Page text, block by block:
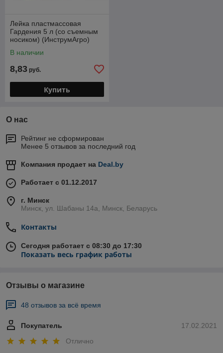
Лейка пластмассовая
Гардения 5 л (со съемным
носиком) (ИнструмАгро)
В наличии
8,83 руб.
Купить
О нас
Рейтинг не сформирован
Менее 5 отзывов за последний год
Компания продает на Deal.by
Работает с 01.12.2017
г. Минск
Минск, ул. Шабаны 14а, Минск, Беларусь
Контакты
Сегодня работает с 08:30 до 17:30
Показать весь график работы
Отзывы о магазине
48 отзывов за всё время
17.02.2021
Покупатель
Отлично